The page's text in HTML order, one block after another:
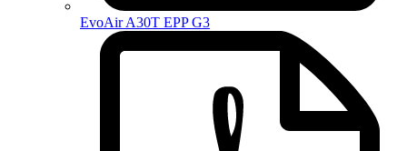
EvoAir A30T EPP G3